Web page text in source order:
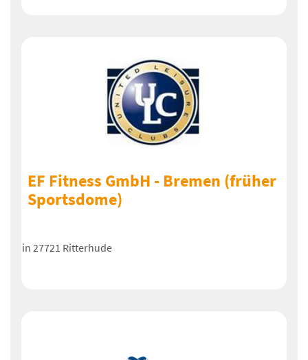
EF Fitness GmbH - Bremen (früher
Sportsdome)
in 27721 Ritterhude